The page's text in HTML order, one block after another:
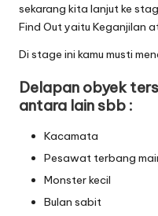
sekarang kita lanjut ke
Find Out yaitu Keganjilan
Di stage ini kamu musti
Delapan obyek
antara lain sbb :
Kacamata
Pesawat terbang
Monster kecil
Bulan sabit